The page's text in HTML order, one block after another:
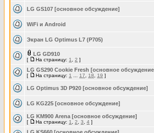
LG GS107 [основное обсуждение]
WiFi и Android
Экран LG Optimus L7 (P705)
LG GD910
[ На страницу: 1 2 ]
LG GS290 Cookie Fresh [основное
[ На страницу: 1 17 18 19 ]
LG Optimus 3D P920 [основное обсуждение]
LG KG225 [основное обсуждение]
LG KM900 Arena [основное обсуждение]
[ На страницу: 1 2 3 4 ]